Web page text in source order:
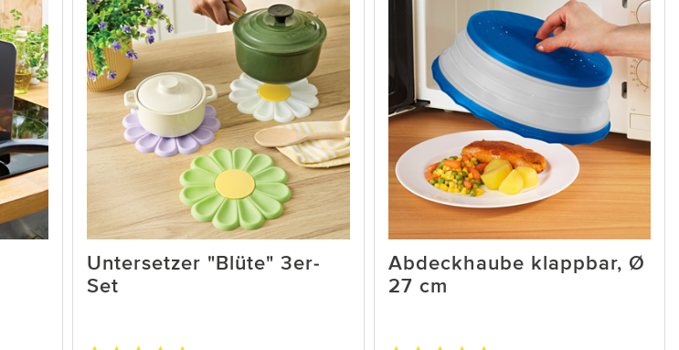
Untersetzer "Blüte" 3er-
Set
Abdeckhaube klappbar, Ø
27 cm